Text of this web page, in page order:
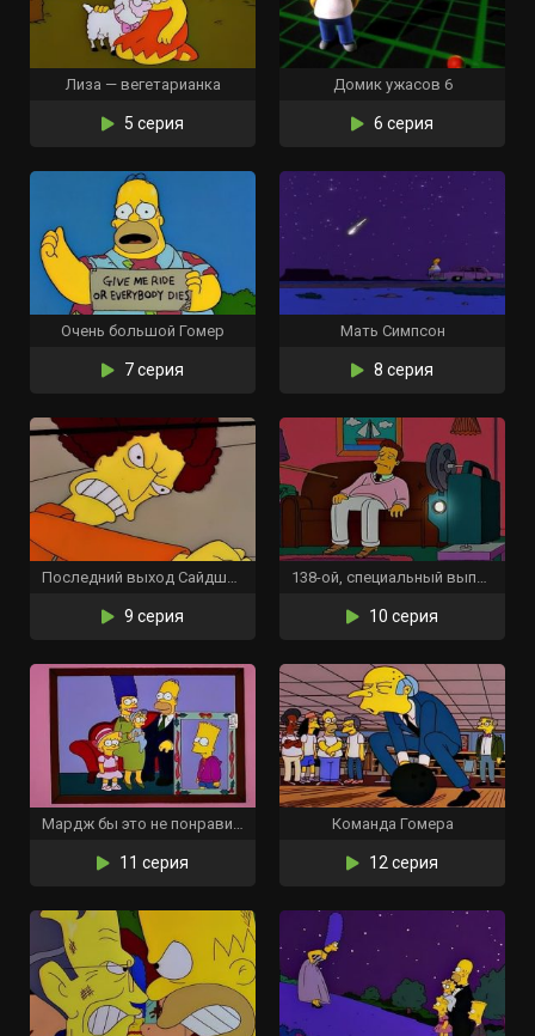
Лиза — вегетарианка
5 серия
Домик ужасов 6
6 серия
Очень большой Гомер
7 серия
Мать Симпсон
8 серия
Последний выход Сайдшоу Боба
9 серия
138-ой, специальный выпуск
10 серия
Мардж бы это не понравилось
11 серия
Команда Гомера
12 серия